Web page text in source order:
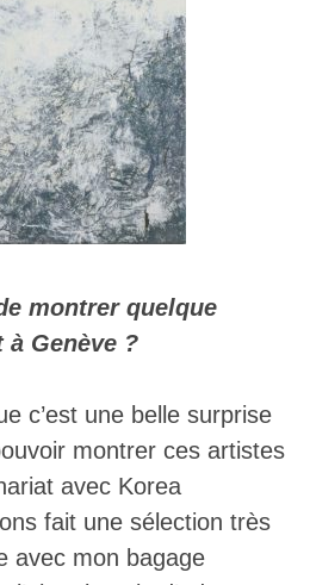
montrer quelque
Genève ?
c’est une belle surprise
montrer ces artistes
avec Korea
fait une sélection très
avec mon bagage